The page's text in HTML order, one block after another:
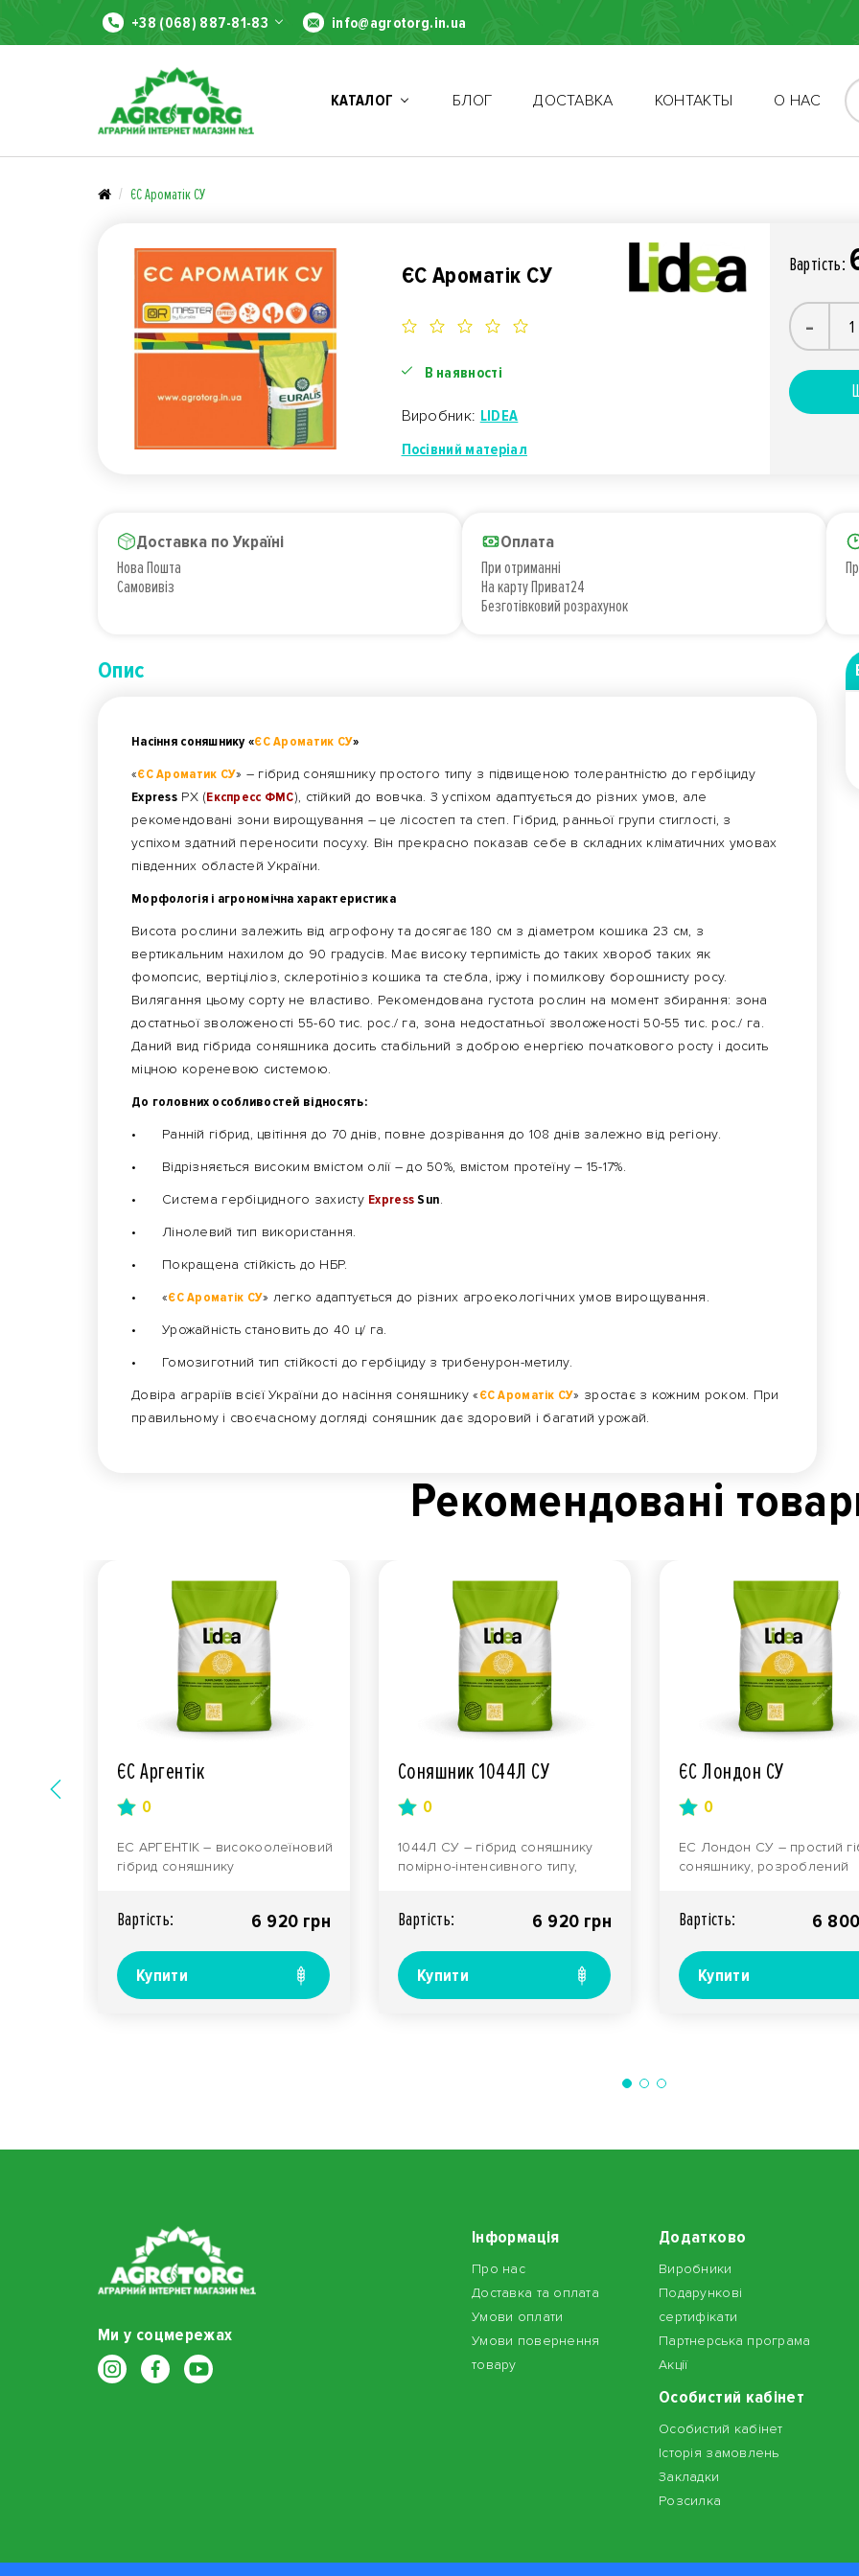
+38 (068) 887-81-83 info@agrotorg.in.ua
КАТАЛОГ БЛОГ ДОСТАВКА КОНТАКТЫ О НАС
ЄС Ароматік СУ
ЄС Ароматік СУ
В наявності
Виробник: LIDEA
Посівний матеріал
Вартiсть:
-
Доставка по Україні
Нова Пошта
Самовивіз
Оплата
При отриманні
На карту Приват24
Безготівковий розрахунок
Опис
Насіння соняшнику «ЄС Ароматик СУ»
«ЄС Ароматик СУ» – гібрид соняшнику простого типу з підвищеною толерантністю до гербіциду
ExpressPX (Експресс ФМС), стійкий до вовчка. З успіхом адаптується до різних умов, але
рекомендовані зони вирощування – це лісостеп та степ. Гібрид, ранньої групи стиглості, з
успіхом здатний переносити посуху. Він прекрасно показав себе в складних кліматичних умовах
південних областей України.
Морфологія і агрономічна характеристика
Висота рослини залежить від агрофону та досягає 180 см з діаметром кошика 23 см, з
вертикальним нахилом до 90 градусів. Має високу терпимість до таких хвороб таких як
фомопсис, вертіціліоз, склеротініоз кошика та стебла, іржу і помилкову борошнисту росу.
Вилягання цьому сорту не властиво. Рекомендована густота рослин на момент збирання: зона
достатньої зволоженості 55-60 тис. рос./ га, зона недостатньої зволоженості 50-55 тис. рос./ га.
Даний вид гібрида соняшника досить стабільний з доброю енергією початкового росту і досить
міцною кореневою системою.
До головних особливостей відносять:
•
Ранній гібрид, цвітіння до 70 днів, повне дозрівання до 108 днів залежно від регіону.
•
Відрізняється високим вмістом олії – до 50%, вмістом протеїну – 15-17%.
•
Система гербіцидного захисту Express Sun.
•
Лінолевий тип використання.
•
Покращена стійкість до НБР.
•
«ЄС Ароматік СУ» легко адаптується до різних агроекологічних умов вирощування.
•
Урожайність становить до 40 ц/ га.
•
Гомозиготний тип стійкості до гербіциду з трибенурон-метилу.
Довіра аграріїв всієї України до насіння соняшнику «ЄС Ароматік СУ» зростає з кожним роком. При
правильному і своєчасному догляді соняшник дає здоровий і багатий урожай.
Рекомендованi
ЄС Аргентік
0
ЕС АРГЕНТІК – високоолеїновий
гібрид соняшнику
Вартiсть: 6 920 грн
Купити
Соняшник 1044Л СУ
0
1044Л СУ – гібрид соняшнику
помірно-інтенсивного типу,
Вартiсть: 6 920 грн
Купити
ЄС Лондон СУ
0
ЕС Лондон СУ – простий
соняшнику, розроблений
Вартiсть: 6
Купити
Ми у соцмережах
Інформація
Про нас
Доставка та оплата
Умови оплати
Умови повернення
товару
Додатково
Виробники
Подарункові
сертифікати
Партнерська програма
Акції
Особистий кабінет
Особистий кабінет
Історія замовлень
Закладки
Розсилка